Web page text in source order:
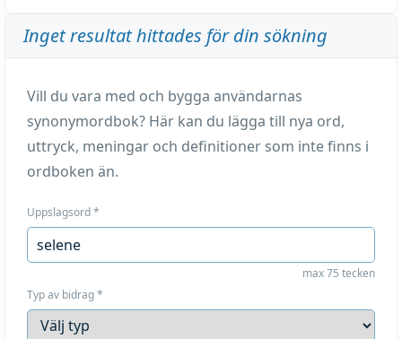
Inget resultat hittades för din sökning
Vill du vara med och bygga användarnas
synonymordbok? Här kan du lägga till nya ord,
uttryck, meningar och definitioner som inte finns i
ordboken än.
Uppslagsord*
max 75 tecken
Typ av bidrag*